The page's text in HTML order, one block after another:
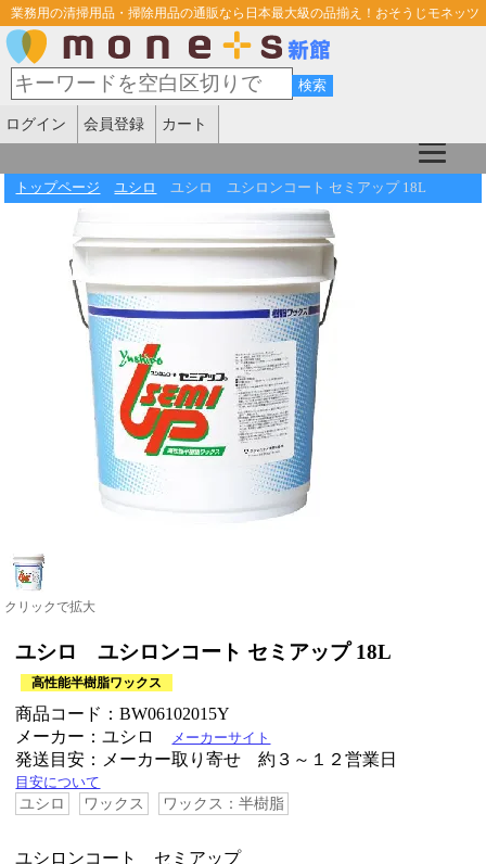
業務用の清掃用品・掃除用品の通販なら日本最大級の品揃え！おそうじモネッツ
ログイン 会員登録 カート
トップページ ユシロ ユシロ ユシロンコート セミアップ 18L
クリックで拡大
ユシロ ユシロンコート セミアップ 18L
高性能半樹脂ワックス
商品コード：BW06102015Y
メーカー：ユシロ
メーカーサイト
発送目安：メーカー取り寄せ 約３～１２営業日
目安について
ユシロ ワックス ワックス：半樹脂
ユシロンコート セミアップ